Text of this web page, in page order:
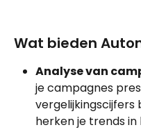
Wat bieden
Analyse van
je campagnes
vergelijkingscijfers
herken je trends